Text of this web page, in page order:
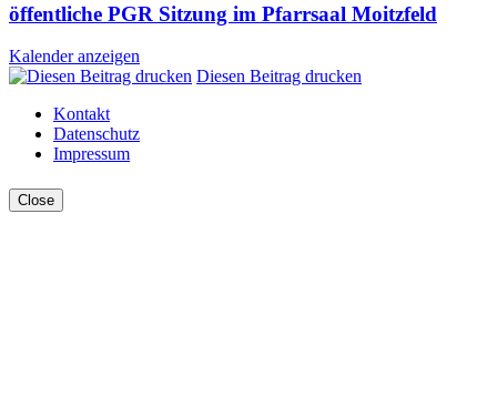
öffentliche PGR Sitzung im Pfarrsaal Moitzfeld
Kalender anzeigen
Diesen Beitrag drucken
Kontakt
Datenschutz
Impressum
Close